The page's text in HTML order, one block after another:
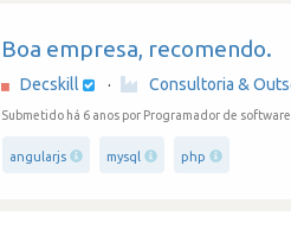
Boa empresa, recomendo.
Decskill · Consultoria &
Submetido há 6 anos por Programador de software
angularjs mysql php